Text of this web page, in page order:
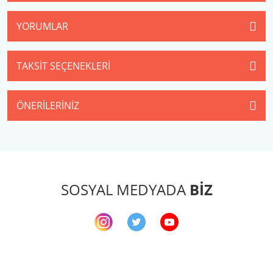
YORUMLAR
TAKSIT SEÇENEKLERI
ÖNERILERINIZ
SOSYAL MEDYADA BİZ